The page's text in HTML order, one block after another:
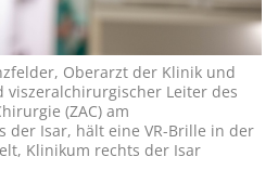
Oberarzt der Klinik und
Leiter des
(ZAC) am
der Isar, hält eine VR-Brille in der
Klinikum rechts der Isar